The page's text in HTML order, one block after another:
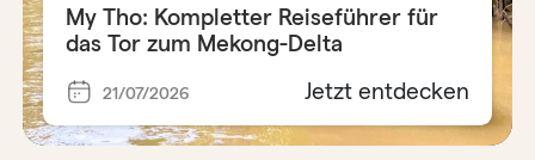
My Tho: Kompletter Reiseführer für
das Tor zum Mekong-Delta
21/07/2026 Jetzt entdecken